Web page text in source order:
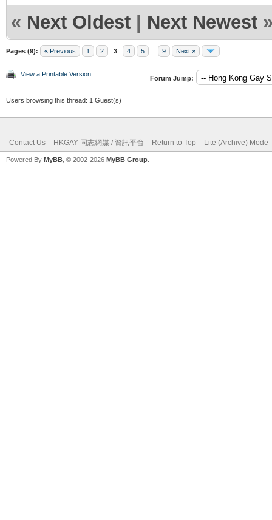
« Next Oldest | Next Newest
Pages (9): « Previous 1 2 3 4 5 9 Next »
View a Printable Version
Forum Jump:
Users browsing this thread: 1 Guest(s)
Contact Us HKGAY 同志網媒 / 資訊平台 Return to Top Lite (Archive) Mode
Powered By MyBB , © 2002-2026 MyBB Group